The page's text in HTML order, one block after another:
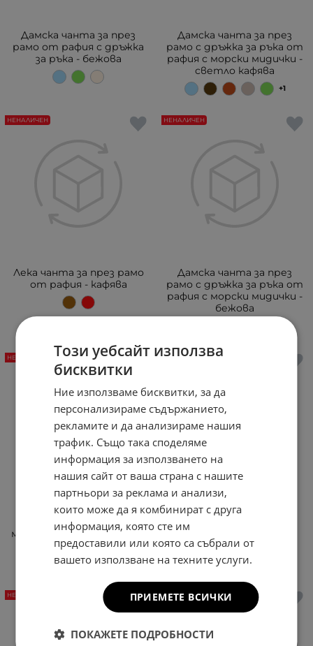
Дамска чанта за през
рамо от рафия с дръжка
за ръка - бежова
Дамска чанта за през
рамо с дръжка за ръка от
рафия с морски мидички -
светло кафява
+1
Лека чанта за през рамо
от рафия - кафява
НЕНАЛИЧЕН
Дамска чанта за през
рамо с дръжка за ръка от
рафия с морски мидички -
бежова
НЕНАЛИЧЕН
Дамска чанта тип
торба от рафия с
морски мидички - бежова
НЕНАЛИЧЕН
Дамска чанта тип
торба от рафия с
морски мидички -
керемидено кафява
НЕНАЛИЧЕН
НЕНАЛИЧЕН НЕНАЛИЧЕН
Този уебсайт използва
бисквитки
Ние използваме бисквитки, за да
персонализираме съдържанието,
рекламите и да анализираме нашия
трафик. Също така споделяме
информация за използването на
нашия сайт от ваша страна с нашите
партньори за реклама и анализи,
които може да я комбинират с друга
информация, която сте им
предоставили или която са събрали от
вашето използване на техните услуги.
ПРИЕМЕТЕ ВСИЧКИ
ПОКАЖЕТЕ ПОДРОБНОСТИ